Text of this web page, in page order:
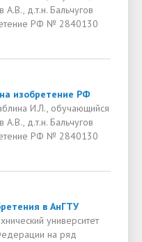
д.т.н. Бальчугов
РФ № 2840130
изобретение РФ
И.Л., обучающийся
д.т.н. Бальчугов
РФ № 2840130
в АнГТУ
университет
на ряд